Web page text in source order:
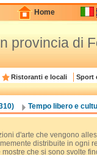
Home
provincia di
Ristoranti e locali Sport
Tempo libero e
d'arte che vengono
distribuite in ogni
che si sono svolte